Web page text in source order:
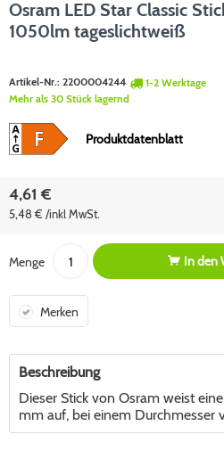
Osram LED Star Classic
1050lm tageslichtweiß
Artikel-Nr.: 2200004244
1-2 Werktage
Mehr als 30 Stück lagernd
Produktdatenblatt
4,61 €
5,48 € /inkl MwSt.
Menge In den
Merken
Beschreibung
Dieser Stick von Osram weist
mm auf, bei einem Durchmesser